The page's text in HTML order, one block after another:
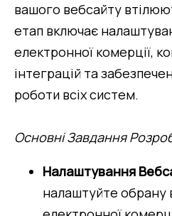
вашого вебсайту
етап включає
електронної комерції,
інтеграцій та
роботи всіх систем.
Основні Завдання
Налаштування
налаштуйте